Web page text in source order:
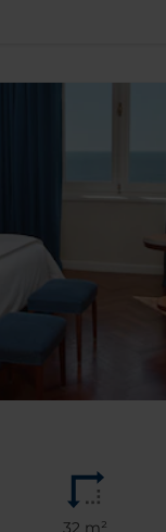
32 m²